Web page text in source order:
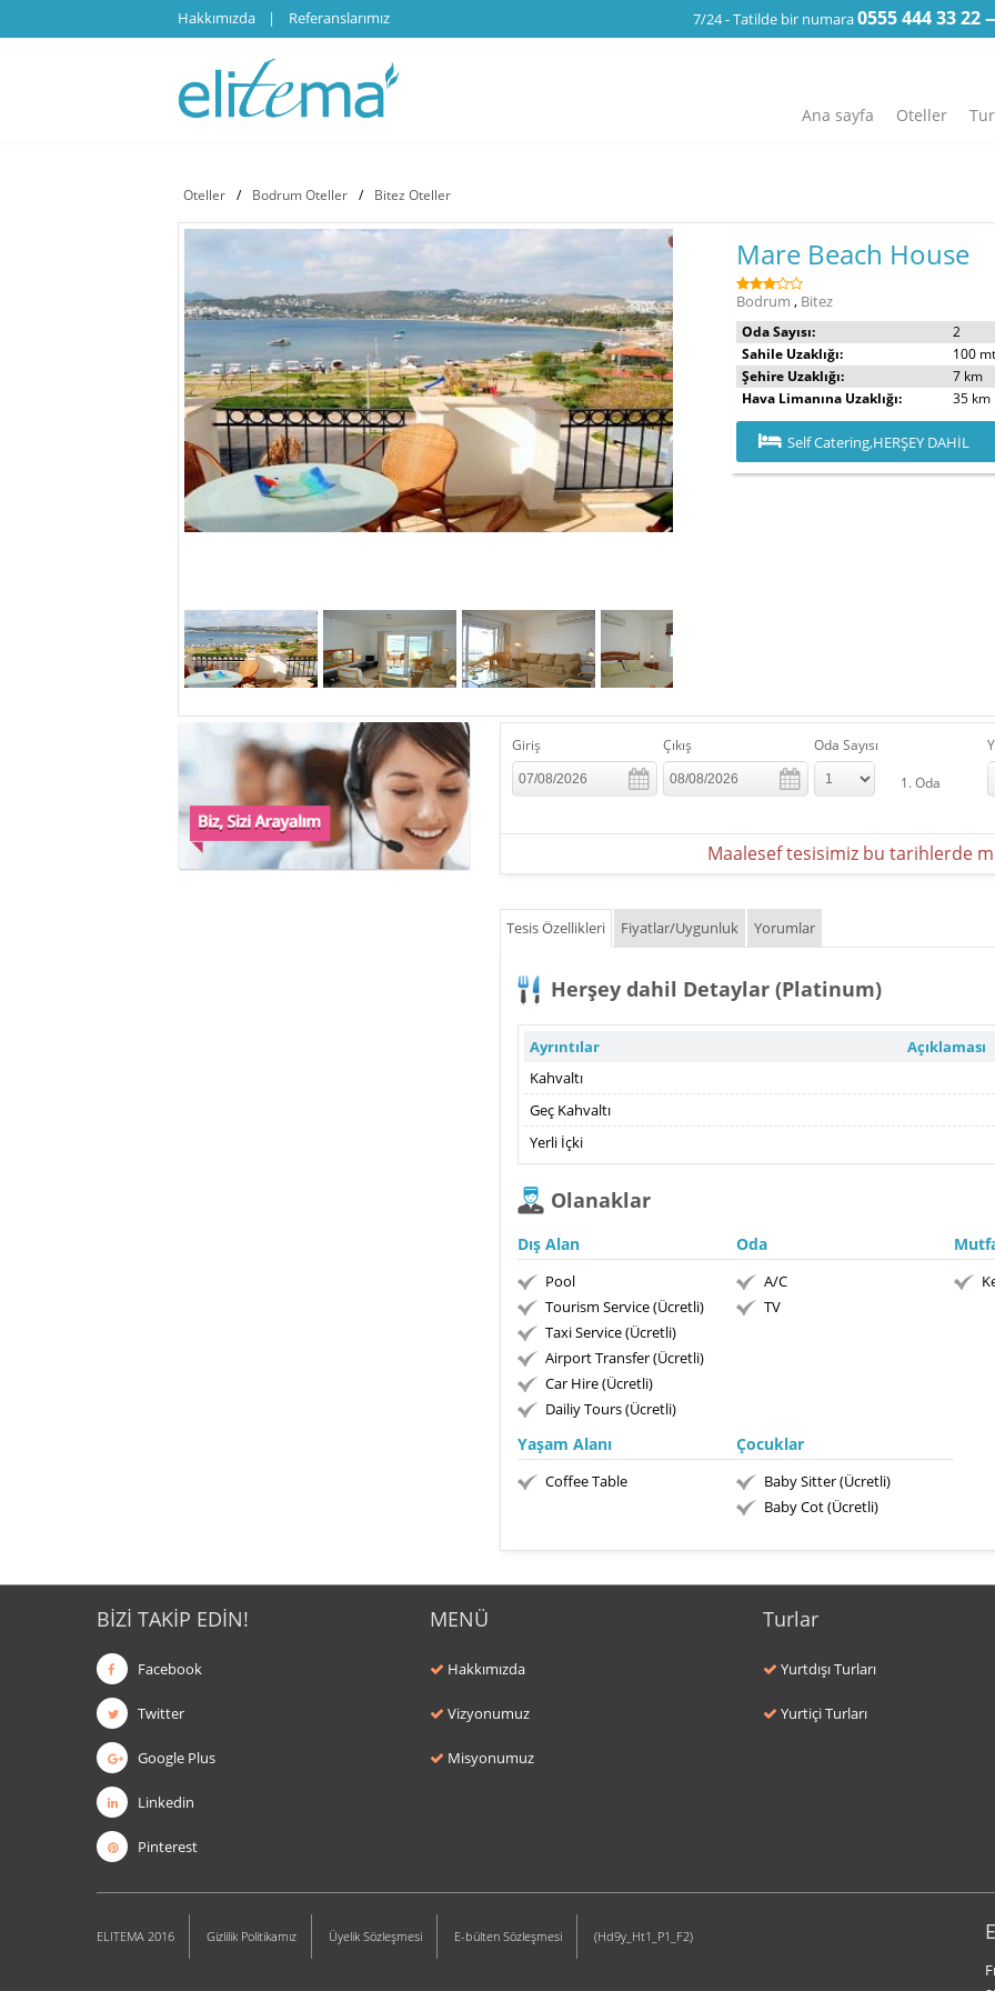
Hakkımızda Referanslarımız 7/24 - Tatilde bir numara0555 444 33 22
Ana sayfa Oteller
Oteller / Bodrum Oteller / Bitez Oteller
Mare Beach House
Bodrum , Bitez
Oda Sayısı:
2
Sahile Uzaklığı:
100
Şehire Uzaklığı:
7 km
Hava Limanına Uzaklığı:
35 km
Self Catering,HERŞEY DAHİL
Giriş Çıkış Oda Sayısı
1. Oda
Maalesef tesisimiz bu tarihlerde
Tesis Özellikleri Fiyatlar/Uygunluk Yorumlar
Herşey dahil Detaylar (Platinum)
Ayrıntılar
Açıklaması
Kahvaltı
Geç Kahvaltı
Yerli İçki
Olanaklar
Dış Alan
Pool
Tourism Service (Ücretli)
Taxi Service (Ücretli)
Airport Transfer (Ücretli)
Car Hire (Ücretli)
Dailiy Tours (Ücretli)
Oda
A/C
TV
Yaşam Alanı
Coffee Table
Çocuklar
Baby Sitter (Ücretli)
Baby Cot (Ücretli)
BİZİ TAKİP EDİN!
Facebook
Twitter
Google Plus
Linkedin
Pinterest
MENÜ
Hakkımızda
Vizyonumuz
Misyonumuz
Turlar
Yurtdışı Turları
Yurtiçi Turları
ELITEMA 2016 Gizlilik Politikamız Üyelik Sözleşmesi E-bülten Sözleşmesi (Hd9y_Ht1_P1_F2)